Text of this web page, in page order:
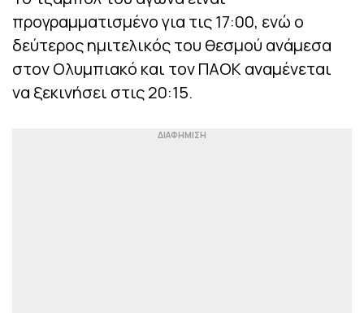
προγραμματισμένο για τις 17:00, ενώ ο
δεύτερος ημιτελικός του θεσμού ανάμεσα
στον Ολυμπιακό και τον ΠΑΟΚ αναμένεται
να ξεκινήσει στις 20:15.